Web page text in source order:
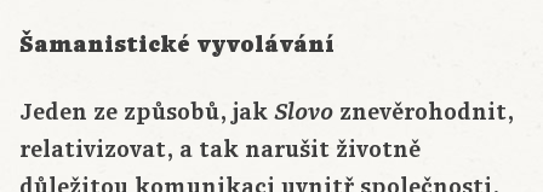
Šamanistické vyvolávání
Jeden ze způsobů, jak Slovo znevěrohodnit,
relativizovat, a tak narušit životně